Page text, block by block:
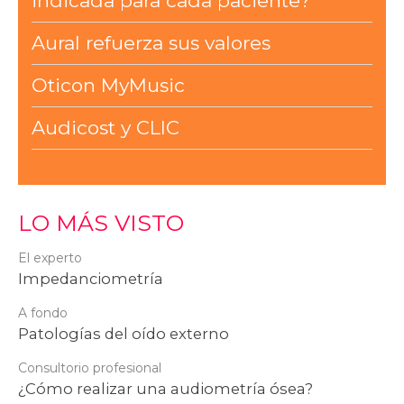
Aural refuerza sus valores
Oticon MyMusic
Audicost y CLIC
LO MÁS VISTO
El experto
Impedanciometría
A fondo
Patologías del oído externo
Consultorio profesional
¿Cómo realizar una audiometría ósea?